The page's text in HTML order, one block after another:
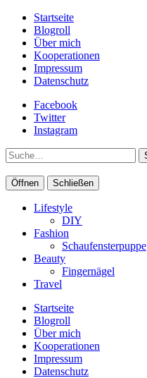
Startseite
Blogroll
Über mich
Kooperationen
Impressum
Datenschutz
Facebook
Twitter
Instagram
Suche
Öffnen Schließen
Lifestyle
DIY
Fashion
Schaufensterpuppe
Beauty
Fingernägel
Travel
Startseite
Blogroll
Über mich
Kooperationen
Impressum
Datenschutz